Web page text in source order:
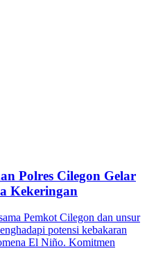
Polres Cilegon Gelar
Kekeringan
Pemkot Cilegon dan unsur
potensi kebakaran
El Niño. Komitmen